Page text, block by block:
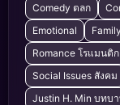
Comedy ตลก
Emotional
Romance โรแมนติก
Social Issues สังคม
Justin H. Min บทบ